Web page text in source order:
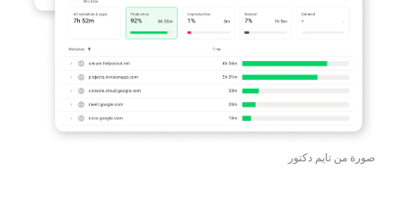
صورة من تايم دكتور